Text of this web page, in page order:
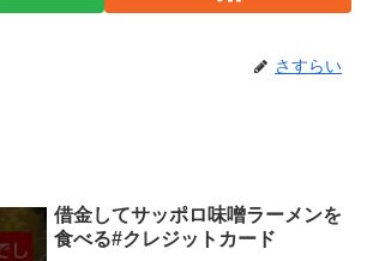
さすらい
借金してサッポロ味噌ラーメンを
食べる#クレジットカード